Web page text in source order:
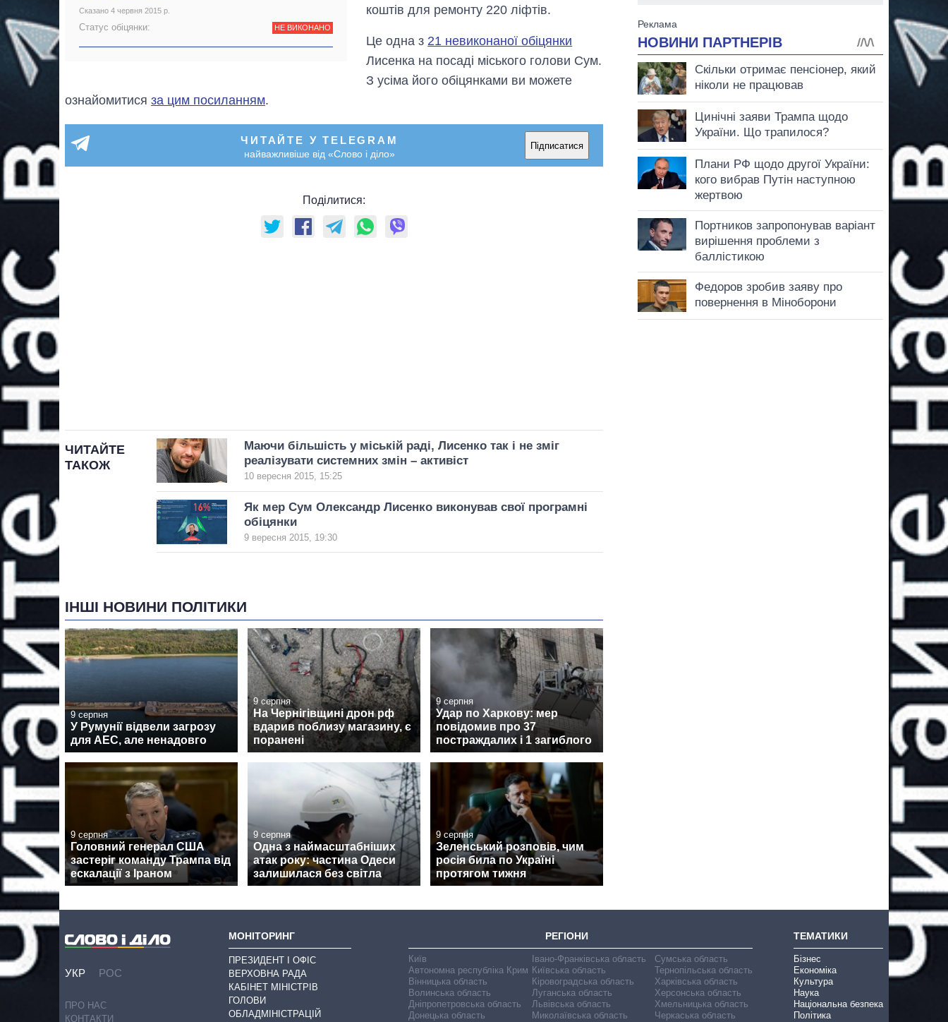
Сказано 4 червня 2015 р.
Статус обіцянки: НЕ ВИКОНАНО
коштів для ремонту 220 ліфтів.
Це одна з 21 невиконаної обіцянки
Лисенка на посаді міського голови Сум.
З усіма його обіцянками ви можете
ознайомитися за цим посиланням.
ЧИТАЙТЕ У TELEGRAM
найважливіше від «Слово і діло»
Підписатися
Поділитися:
ЧИТАЙТЕ
ТАКОЖ
Маючи більшість у міській раді, Лисенко так і не зміг
реалізувати системних змін – активіст
10 вересня 2015, 15:25
Як мер Сум Олександр Лисенко виконував свої програмні
обіцянки
9 вересня 2015, 19:30
ІНШІ НОВИНИ ПОЛІТИКИ
9 серпня
У Румунії відвели загрозу
для АЕС, але ненадовго
9 серпня
На Чернігівщині дрон рф
вдарив поблизу магазину, є
поранені
9 серпня
Удар по Харкову: мер
повідомив про 37
постраждалих і 1 загиблого
9 серпня
Головний генерал США
застеріг команду Трампа від
ескалації з Іраном
9 серпня
Одна з наймасштабніших
атак року: частина Одеси
залишилася без світла
9 серпня
Зеленський розповів, чим
росія била по Україні
протягом тижня
УКР РОС
ПРО НАС
КОНТАКТИ
МОНІТОРИНГ
ПРЕЗИДЕНТ І ОФІС
ВЕРХОВНА РАДА
КАБІНЕТ МІНІСТРІВ
ГОЛОВИ
ОБЛАДМІНІСТРАЦІЙ
РЕГІОНИ
Київ
Автономна республіка Крим
Вінницька область
Волинська область
Дніпропетровська область
Донецька область
Івано-Франківська область
Київська область
Кіровоградська область
Луганська область
Львівська область
Миколаївська область
Сумська область
Тернопільська область
Харківська область
Херсонська область
Хмельницька область
Черкаська область
ТЕМАТИКИ
Бізнес
Економіка
Культура
Наука
Національна безпека
Політика